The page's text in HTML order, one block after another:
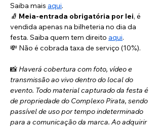
Saiba mais aqui.
🧦 Meia-entrada obrigatória por lei, é
vendida apenas na bilheteria no dia da
festa. Saiba quem tem direito aqui.
💸 Não é cobrada taxa de serviço (10%).
📸 Haverá cobertura com foto, vídeo e
transmissão ao vivo dentro do local do
evento. Todo material capturado da festa é
de propriedade do Complexo Pirata, sendo
passível de uso por tempo indeterminado
para a comunicação da marca. Ao adquirir